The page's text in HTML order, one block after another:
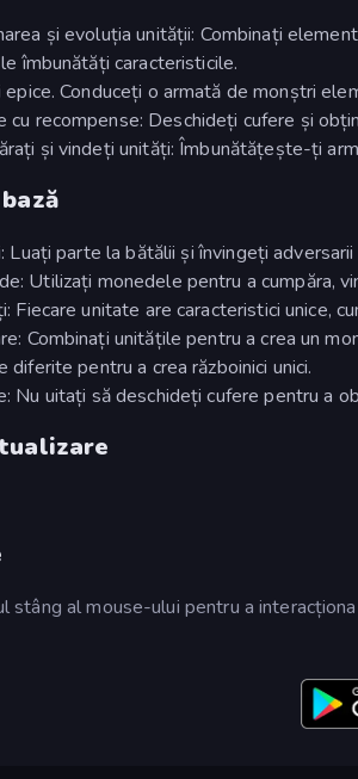
și evoluția unității: Combinați
îmbunătăți caracteristicile.
Conduceți o armată de monștri
cu recompense: Deschideți cufere și
și vindeți unități: Îmbunătățește-ți
Luați parte la bătălii și învingeți
Utilizați monedele pentru a cumpăra,
Fiecare unitate are caracteristici unice,
Combinați unitățile pentru a crea un
diferite pentru a crea războinici unici.
Nu uitați să deschideți cufere pentru a
stâng al mouse-ului pentru a